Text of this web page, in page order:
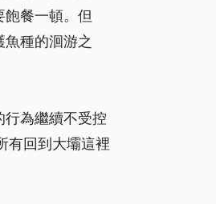
餐一頓。但
種的洄游之
為繼續不受控
有回到大壩這裡